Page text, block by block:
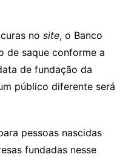
no site, o Banco
de saque conforme a
de fundação da
público diferente será
pessoas nascidas
fundadas nesse